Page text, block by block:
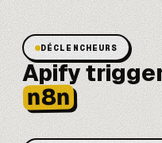
DÉCLENCHEURS
Apify
n8n